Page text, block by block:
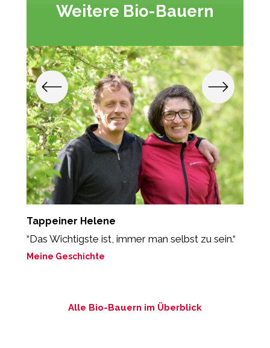
Weitere Bio-Bauern
Tappeiner Helene
“Das Wichtigste ist, immer man selbst zu sein.“
Meine Geschichte
Alle Bio-Bauern im Überblick